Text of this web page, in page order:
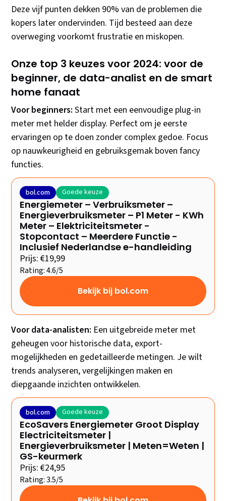
Deze vijf punten dekken 90% van de problemen die
kopers later ondervinden. Tijd besteed aan deze
overweging voorkomt frustratie en miskopen.
Onze top 3 keuzes voor 2024: voor de
beginner, de data-analist en de smart
home fanaat
Voor beginners: Start met een eenvoudige plug-in
meter met helder display. Perfect om je eerste
ervaringen op te doen zonder complex gedoe. Focus
op nauwkeurigheid en gebruiksgemak boven fancy
functies.
bol.com Goede keuze
Energiemeter – Verbruiksmeter –
Energieverbruiksmeter – P1 Meter - KWh
Meter – Elektriciteitsmeter -
Stopcontact – Meerdere Functie -
Inclusief Nederlandse e-handleiding
Prijs: €19,99
Rating: 4.6/5
Bekijk bij bol.com
Voor data-analisten: Een uitgebreide meter met
geheugen voor historische data, export-
mogelijkheden en gedetailleerde metingen. Je wilt
trends analyseren, vergelijkingen maken en
diepgaande inzichten ontwikkelen.
bol.com Goede keuze
EcoSavers Energiemeter Groot Display
Electriciteitsmeter |
Energieverbruiksmeter | Meten=Weten |
GS-keurmerk
Prijs: €24,95
Rating: 3.5/5